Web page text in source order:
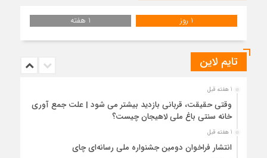
1 روز 1 هفته
تایم لاین
1 هفته قبل
وقتی حقیقت، قربانی بازدید بیشتر می شود | علت جمع آوری
خانه سنتی باغ ملی لاهیجان چیست؟
1 هفته قبل
انتشار فراخوان دومین جشنواره ملی رسانه‌ای چای